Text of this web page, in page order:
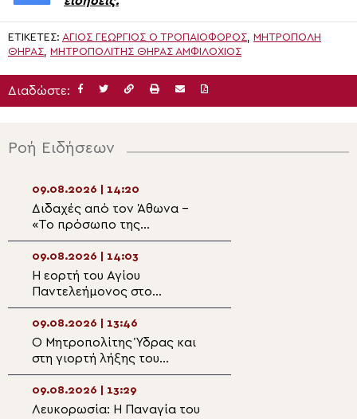
ΕΤΙΚΈΤΕΣ: ΆΓΙΟΣ ΓΕΏΡΓΙΟΣ Ο ΤΡΟΠΑΙΟΦΌΡΟΣ, ΜΗΤΡΌΠΟΛΗ
ΘΉΡΑΣ, ΜΗΤΡΟΠΟΛΊΤΗΣ ΘΉΡΑΣ ΑΜΦΙΛΌΧΙΟΣ
Διαδώστε:
Ροή Ειδήσεων
09.08.2026 | 14:20
Διδαχές από τον Άθωνα –
«Το πρόσωπο της
Παναγίας»
09.08.2026 | 14:03
Η εορτή του Αγίου
Παντελεήμονος στο
Πατριαρχείο Ιεροσολύμων
09.08.2026 | 13:46
Ο Μητροπολίτης Ύδρας και
στη γιορτή λήξης του
Σχολικού έτους του
Γυμνασίου
09.08.2026 | 13:29
Λευκορωσία: Η Παναγία του